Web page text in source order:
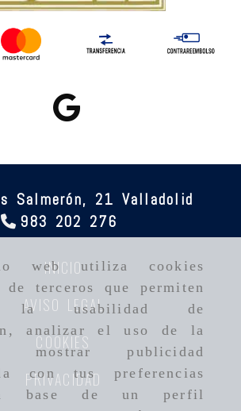
web utiliza cookies
terceros que permiten
la usabilidad de
analizar el uso de la
publicidad
con tus preferencias
base de un perfil
Salmerón, 21 Valladolid
983 202 276
INICIO
AVISO LEGAL
COOKIES
PRIVACIDAD